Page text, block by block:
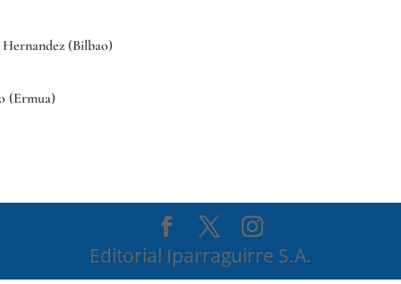
(Bilbao)
(Ermua)
Editorial Iparraguirre S.A.